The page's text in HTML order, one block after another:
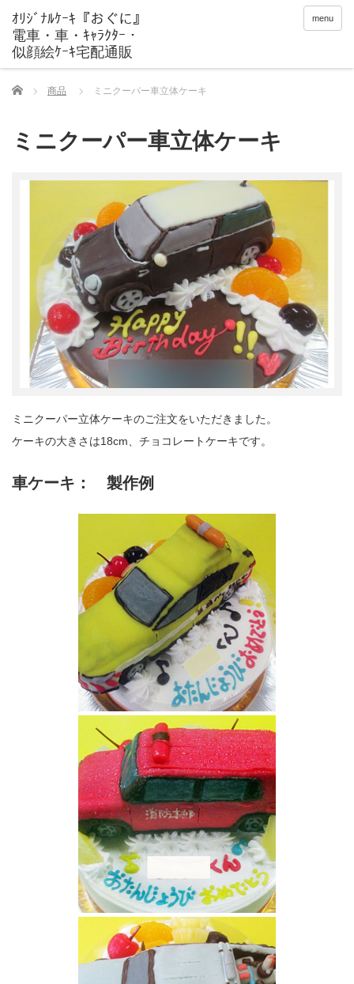
menu
Home 商品 ミニクーパー車立体ケーキ
ミニクーパー車立体ケーキ
ミニクーパー立体ケーキのご注文をいただきました。
ケーキの大きさは18cm、チョコレートケーキです。
車ケーキ： 製作例
道路パトロールカー立体ケーキ
消防指令車立体ケーキ